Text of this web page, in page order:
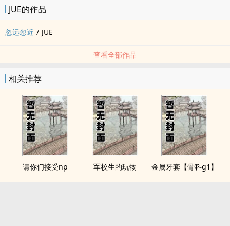
JUE的作品
忽远忽近 / JUE
查看全部作品
相关推荐
请你们接受np 军校生的玩物 金属牙套【骨科g1】